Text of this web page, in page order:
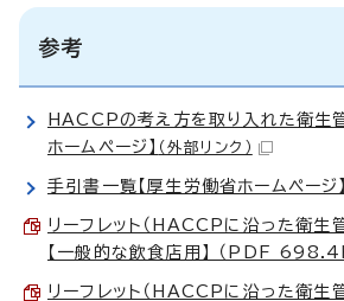
参考
HACCPの考え方を取り入れた衛生
ホームページ】 （外部リンク）
手引書一覧【厚生労働省ホームページ】
リーフレット（HACCPに沿った衛生
【一般的な飲食店用】 （PDF
リーフレット（HACCPに沿った衛生